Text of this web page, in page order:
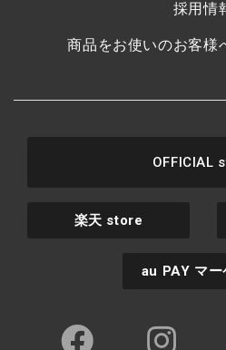
採用情
商品をお使いのお客様
OFFICIAL
楽天 store
au PAY マー